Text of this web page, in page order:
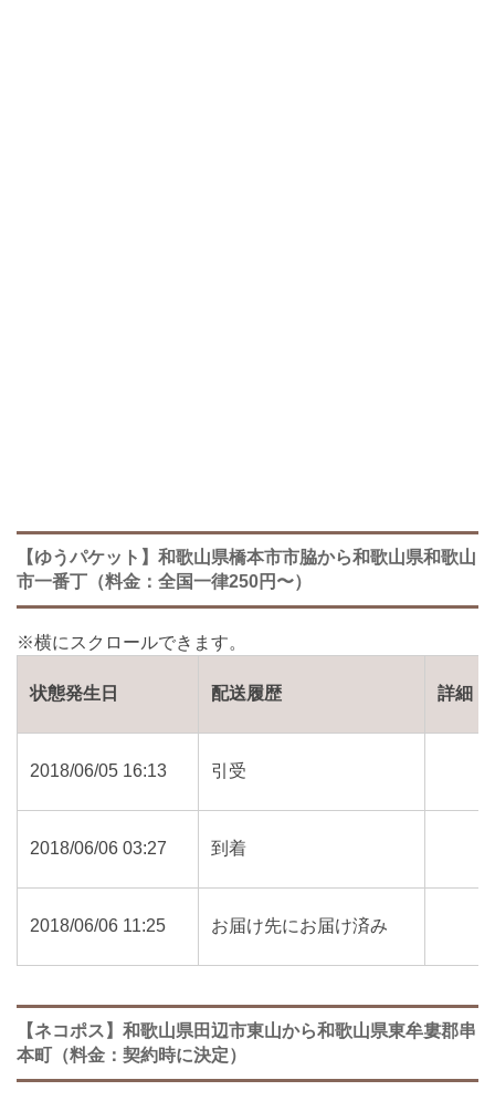
【ゆうパケット】和歌山県橋本市市脇から和歌山県和歌山
市一番丁（料金：全国一律250円〜）
状態発生日 配送履歴 詳細
2018/06/05 16:13 引受
2018/06/06 03:27 到着
2018/06/06 11:25 お届け先にお届け済み
【ネコポス】和歌山県田辺市東山から和歌山県東牟婁郡串
本町（料金：契約時に決定）